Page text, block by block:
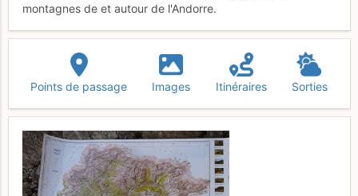
montagnes de et autour de l'Andorre.
Points de passage Images Itinéraires Sorties